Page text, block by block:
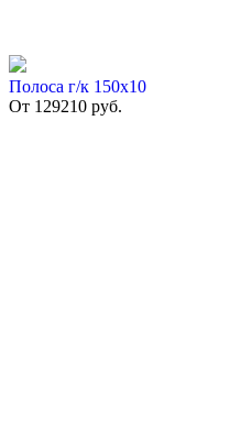
Полоса г/к 150х10
От 129210 руб.